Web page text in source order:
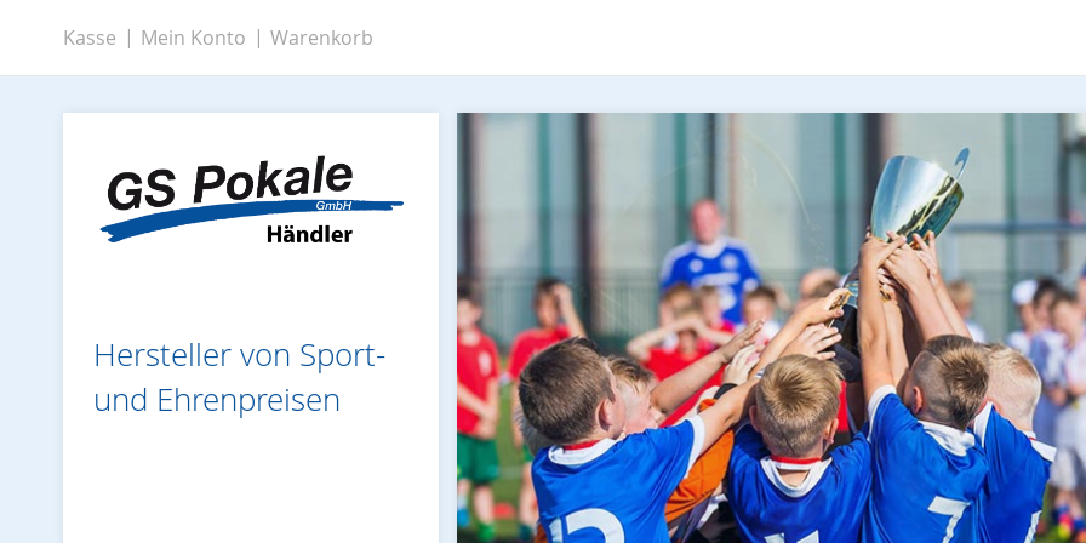
Zum
Inhalt
springen
Kasse Mein Konto Warenkorb
Hersteller von Sport-
und Ehrenpreisen